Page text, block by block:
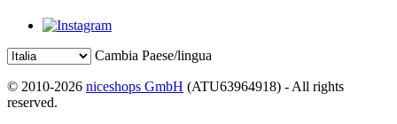
Cambia Paese/lingua
© 2010-2026 niceshops GmbH (ATU63964918) - All rights
reserved.